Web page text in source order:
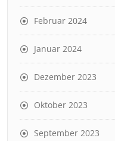
Februar 2024
Januar 2024
Dezember 2023
Oktober 2023
September 2023